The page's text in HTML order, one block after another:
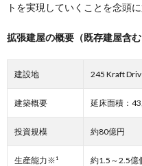
トを実現していくことを念頭に
拡張建屋の概要（既存建屋含む
建設地 245 Kraft
建築概要 延床面積：
投資規模 約80億円
生産能力※¹ 約1.5～2.5億